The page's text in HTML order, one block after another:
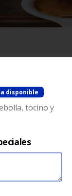
disponible
tocino y